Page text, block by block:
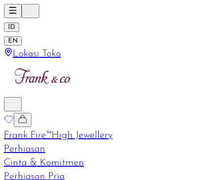
ID
EN
Lokasi Toko
Frank Fire™High Jewellery
Perhiasan
Cinta & Komitmen
Perhiasan Pria